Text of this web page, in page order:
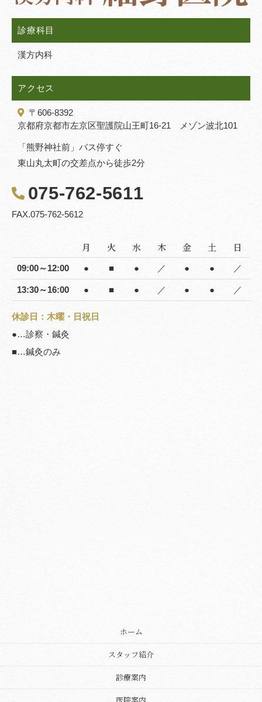
診療科目
漢方内科
アクセス
〒606-8392
京都府京都市左京区聖護院山王町16-21 メゾン波北101
「熊野神社前」バス停すぐ
東山丸太町の交差点から徒歩2分
075-762-5611
FAX.075-762-5612
月 火 水 木 金 土 日
09:00～12:00 ● ■ ● ／ ● ● ／
13:30～16:00 ● ■ ● ／ ● ● ／
休診日：木曜・日祝日
●…診察・鍼灸
■…鍼灸のみ
ホーム
スタッフ紹介
診療案内
医院案内